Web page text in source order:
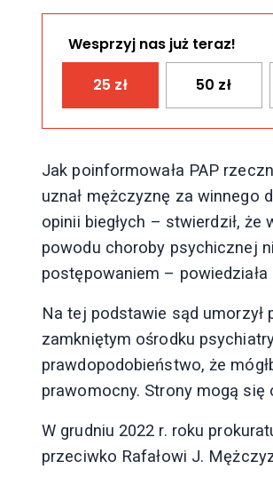
Wesprzyj nas już teraz!
25 zł 50 zł
Jak poinformowała PAP
uznał mężczyznę za winnego
opinii biegłych – stwierdził, że
powodu choroby psychicznej
postępowaniem – powiedziała
Na tej podstawie sąd umorzył
zamkniętym ośrodku
prawdopodobieństwo, że
prawomocny. Strony mogą się
W grudniu 2022 r. roku
przeciwko Rafałowi J.